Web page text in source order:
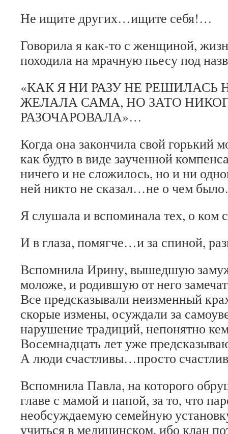
Не ищите других…ищите себя!…
Говорила я как-то с женщиной,
походила на мрачную пьесу под
«КАК Я НИ РАЗУ НЕ РЕШИЛАСЬ
ЖЕЛАЛА САМА, НО ЗАТО
РАЗОЧАРОВАЛА»…
Когда она закончила свой горький
как будто в виде заученной
ничего и не сложилось, но и ни
ней никто не сказал…не о чем
Я слушала и вспоминала тех, о ком
И в глаза, помягче…и за спиной,
Вспомнила Ирину, вышедшую
моложе, и родившую от него
Все предсказывали неизменный
скорые измены, осуждали за
нарушение традиций, непонятно
Восемнадцать лет уже
А люди счастливы…просто
Вспомнила Павла, на которого
главе с мамой и папой, за то, что
необсуждаемую семейную
учиться в медицинском, ибо клан